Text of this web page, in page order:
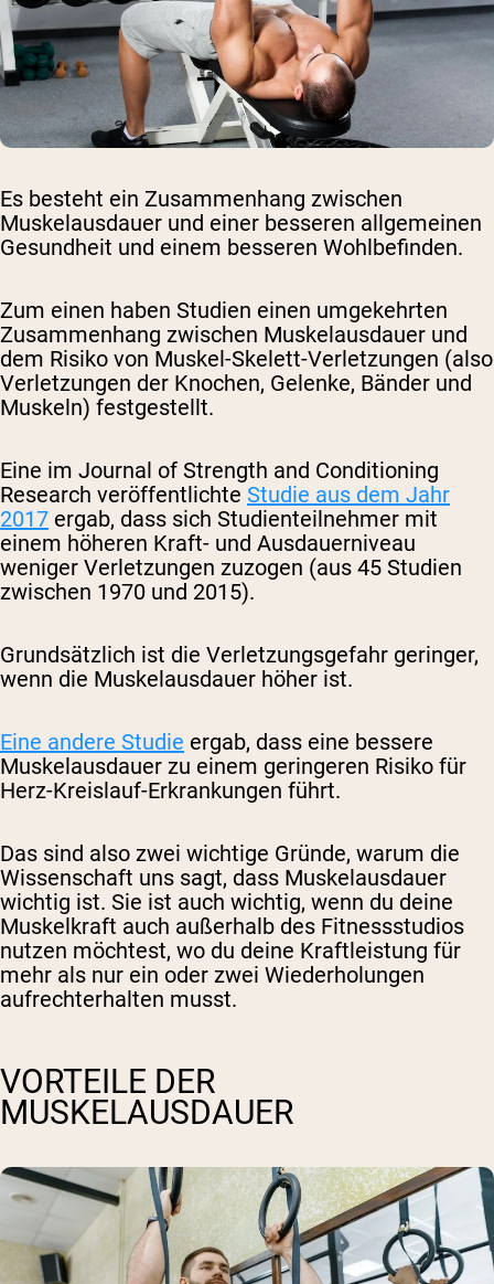
Es besteht ein Zusammenhang zwischen
Muskelausdauer und einer besseren allgemeinen
Gesundheit und einem besseren Wohlbefinden.
Zum einen haben Studien einen umgekehrten
Zusammenhang zwischen Muskelausdauer und
dem Risiko von Muskel-Skelett-Verletzungen (also
Verletzungen der Knochen, Gelenke, Bänder und
Muskeln) festgestellt.
Eine im Journal of Strength and Conditioning
Research veröffentlichte Studie aus dem Jahr
2017 ergab, dass sich Studienteilnehmer mit
einem höheren Kraft- und Ausdauerniveau
weniger Verletzungen zuzogen (aus 45 Studien
zwischen 1970 und 2015).
Grundsätzlich ist die Verletzungsgefahr geringer,
wenn die Muskelausdauer höher ist.
Eine andere Studie ergab, dass eine bessere
Muskelausdauer zu einem geringeren Risiko für
Herz-Kreislauf-Erkrankungen führt.
Das sind also zwei wichtige Gründe, warum die
Wissenschaft uns sagt, dass Muskelausdauer
wichtig ist. Sie ist auch wichtig, wenn du deine
Muskelkraft auch außerhalb des Fitnessstudios
nutzen möchtest, wo du deine Kraftleistung für
mehr als nur ein oder zwei Wiederholungen
aufrechterhalten musst.
VORTEILE DER
MUSKELAUSDAUER